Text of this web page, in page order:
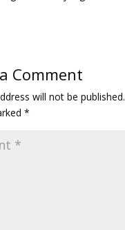
Comment
will not be published.
*